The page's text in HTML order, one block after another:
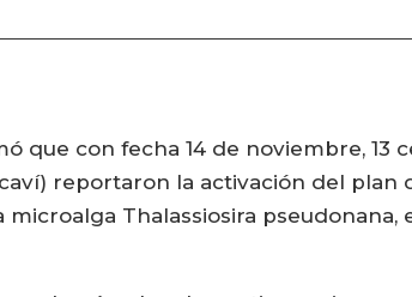
que con fecha 14 de noviembre, 13
reportaron la activación del
Thalassiosira